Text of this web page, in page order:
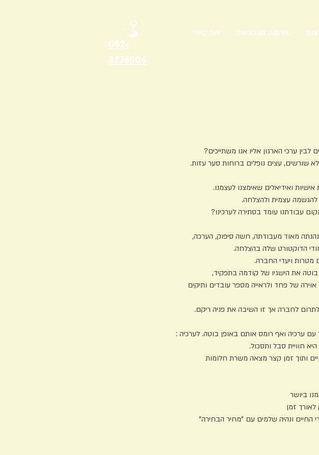
052-
8876506
טעימות מהרצאות צור קשר
אישיים לבין ערכי הארגון אליו אנו משתייכים?
שורשים, עצים נופלים ברוחות סער עזות.
ואידיאלים שאימצנו לעצמנו.
ומובילים אותנו להגשמה עצמית ולהצלחה.
מאיתנו כאשר מקום עבודתנו עומד בסתירה לערכינו?
הדוקטורט שלה בהצלחה.
מטרות ויעדי החברה.
את הישגיו של קודמה בתפקיד,
של פחד ולראייה מספר עובדים ותיקים
לתרום לחברה אך זו השיבה את פניה ריקם.
עם ערכיה ואף רומס אותם באופן בוטה. לערכיה :
חוויית סבל ותסכול.
ותוך זמן קצר מצאה משרת חלומות
ביושר
זמן
החיים ונהיה שלמים עם "מחיר הבחירה"